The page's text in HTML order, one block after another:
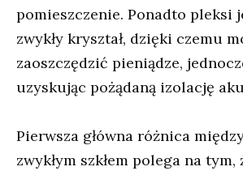
pomieszczenie. Ponadto pleksi
zwykły kryształ, dzięki czemu
zaoszczędzić pieniądze,
uzyskując pożądaną izolację
Pierwsza główna różnica
zwykłym szkłem polega na